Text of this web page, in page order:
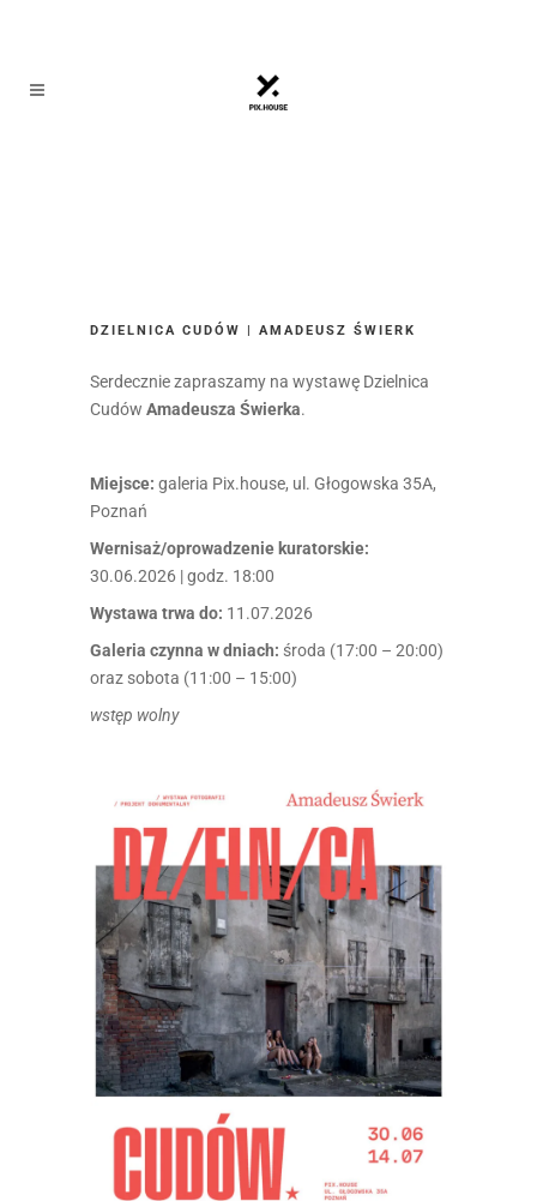
DZIELNICA CUDÓW | AMADEUSZ ŚWIERK
Serdecznie zapraszamy na wystawę Dzielnica
Cudów Amadeusza Świerka.
Miejsce: galeria Pix.house, ul. Głogowska 35A,
Poznań
Wernisaż/oprowadzenie kuratorskie:
30.06.2026 | godz. 18:00
Wystawa trwa do: 11.07.2026
Galeria czynna w dniach: środa (17:00 – 20:00)
oraz sobota (11:00 – 15:00)
wstęp wolny